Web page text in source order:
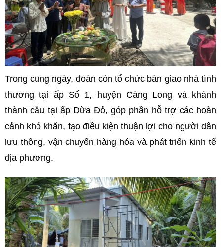
Trong cùng ngày, đoàn còn tổ chức bàn giao nhà tình
thương tại ấp Số 1, huyện Càng Long và khánh
thành cầu tại ấp Dừa Đỏ, góp phần hỗ trợ các hoàn
cảnh khó khăn, tạo điều kiện thuận lợi cho người dân
lưu thông, vận chuyển hàng hóa và phát triển kinh tế
địa phương.